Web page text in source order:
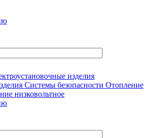
изделия
Системы безопасности Отопление
низковольтное